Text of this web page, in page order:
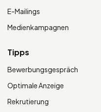
E-Mailings
Medienkampagnen
Tipps
Bewerbungsgespräch
Optimale Anzeige
Rekrutierung